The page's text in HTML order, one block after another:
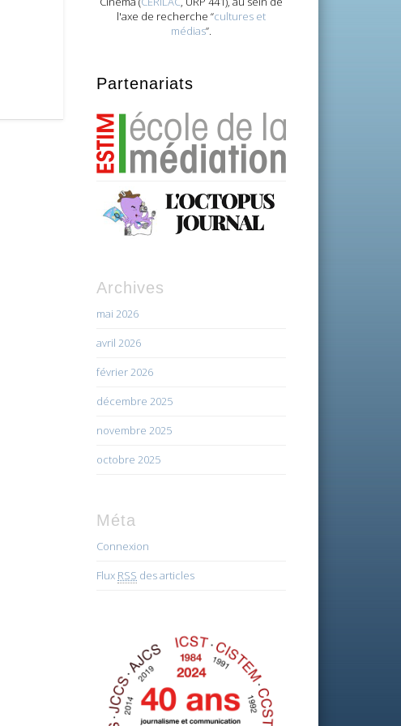
l'axe de recherche “cultures et
médias”.
Partenariats
Archives
mai 2026
avril 2026
février 2026
décembre 2025
novembre 2025
octobre 2025
Méta
Connexion
Flux RSS des articles